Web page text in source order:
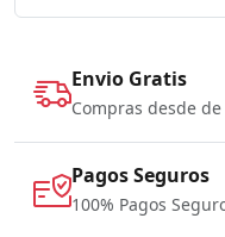
Envio Gratis
Compras desde de
Pagos Seguros
100% Pagos